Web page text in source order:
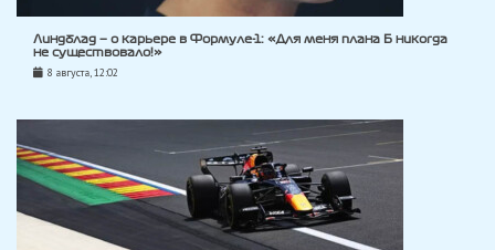
Линдблад — о карьере в Формуле-1: «Для меня плана Б никогда
не существовало!»
8 августа, 12:02